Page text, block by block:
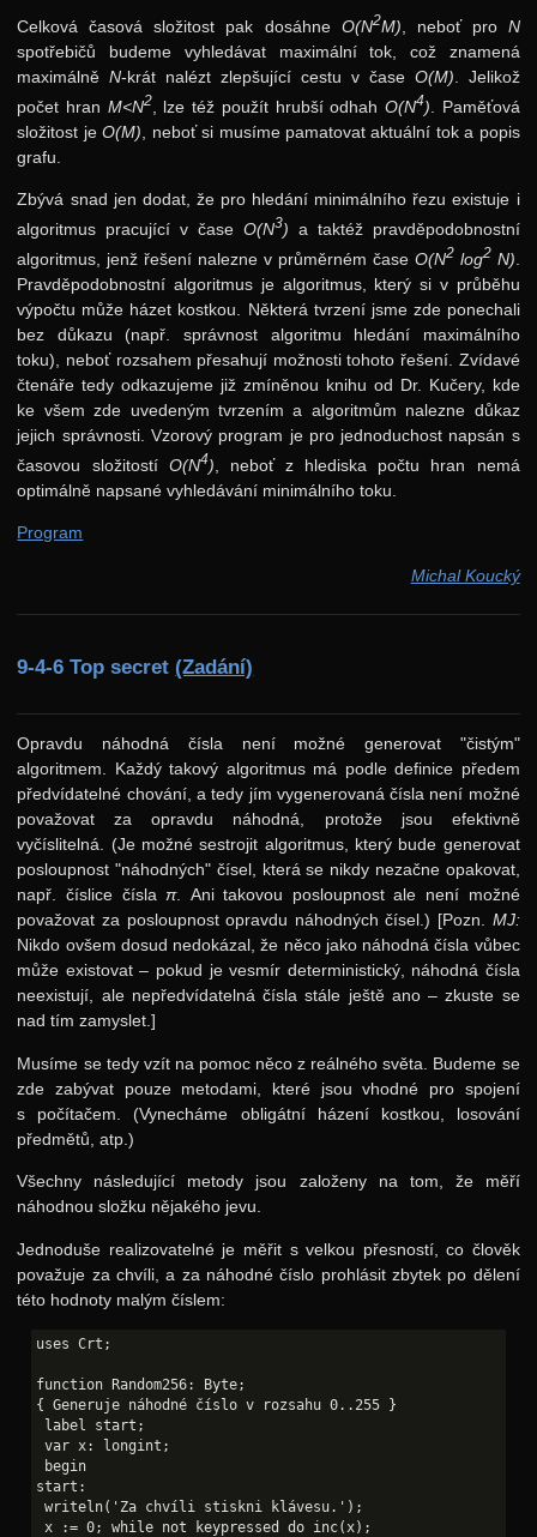
Celková časová složitost pak dosáhne O(N2M), neboť pro N
spotřebičů budeme vyhledávat maximální tok, což znamená
maximálněN-krát nalézt zlepšující cestu v čase O(M). Jelikož
počet hran M<N2 , lze též použít hrubší odhah O(N4) . Paměťová
složitost jeO(M) , neboť si musíme pamatovat aktuální tok a popis
grafu.
Zbývá snad jen dodat, že pro hledání minimálního řezu existuje i
algoritmus pracující v čase O(N3) a taktéž pravděpodobnostní
algoritmus, jenž řešení nalezne v průměrném čase O(N2 log2 N)
Pravděpodobnostní algoritmus je algoritmus, který si v průběhu
výpočtu může házet kostkou. Některá tvrzení jsme zde ponechali
bez důkazu (např. správnost algoritmu hledání maximálního
toku), neboť rozsahem přesahují možnosti tohoto řešení. Zvídavé
čtenáře tedy odkazujeme již zmíněnou knihu od Dr. Kučery, kde
ke všem zde uvedeným tvrzením a algoritmům nalezne důkaz
jejich správnosti. Vzorový program je pro jednoduchost napsán s
časovou složitostí O(N4) , neboť z hlediska počtu hran nemá
optimálně napsané vyhledávání minimálního toku.
Program
Michal Koucký
9-4-6 Top secret(Zadání)
Opravdu náhodná čísla není možné generovat "čistým"
algoritmem. Každý takový algoritmus má podle definice předem
předvídatelné chování, a tedy jím vygenerovaná čísla není možné
považovat za opravdu náhodná, protože jsou efektivně
vyčíslitelná. (Je možné sestrojit algoritmus, který bude generovat
posloupnost "náhodných" čísel, která se nikdy nezačne opakovat,
např. číslice číslaπ. Ani takovou posloupnost ale není možné
považovat za posloupnost opravdu náhodných čísel.) [Pozn. MJ:
Nikdo ovšem dosud nedokázal, že něco jako náhodná čísla vůbec
může existovat – pokud je vesmír deterministický, náhodná čísla
neexistují, ale nepředvídatelná čísla stále ještě ano – zkuste se
nad tím zamyslet.]
Musíme se tedy vzít na pomoc něco z reálného světa. Budeme se
zde zabývat pouze metodami, které jsou vhodné pro spojení
s počítačem. (Vynecháme obligátní házení kostkou, losování
předmětů, atp.)
Všechny následující metody jsou založeny na tom, že měří
náhodnou složku nějakého jevu.
Jednoduše realizovatelné je měřit s velkou přesností, co člověk
považuje za chvíli, a za náhodné číslo prohlásit zbytek po dělení
této hodnoty malým číslem:
uses Crt;
function Random256: Byte;
{ Generuje náhodné číslo v rozsahu 0..255 }
label start;
var x: longint;
begin
start:
writeln('Za chvíli stiskni klávesu.');
x := 0; while not keypressed do inc(x);